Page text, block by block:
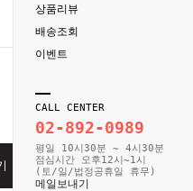
상품리뷰
배송조회
이벤트
CALL CENTER
02-892-0989
평일 10시30분 ~ 4시30분
점심시간 오후12시~1시
(토/일/법정공휴일 휴무)
메일보내기